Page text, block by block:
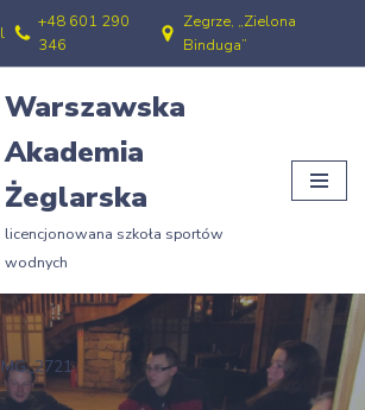
+48 601 290
346
Zegrze, „Zielona
Binduga”
Warszawska
Akademia
Żeglarska
licencjonowana szkoła sportów
wodnych
IMG_2721